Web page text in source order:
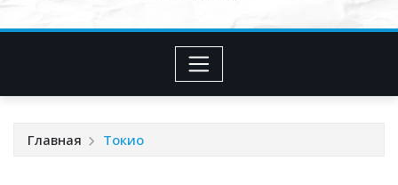
Главная Токио